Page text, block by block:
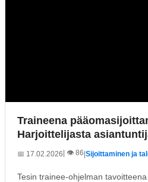
Traineena
Harjoittelijasta
📅 17.02.2026 | 👁️ 86|Sijoittaminen ja
Tesin trainee-ohjelman